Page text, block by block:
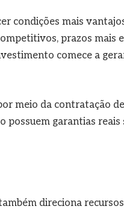
condições mais
prazos mais
comece a
meio da contratação
possuem garantias reais
direciona